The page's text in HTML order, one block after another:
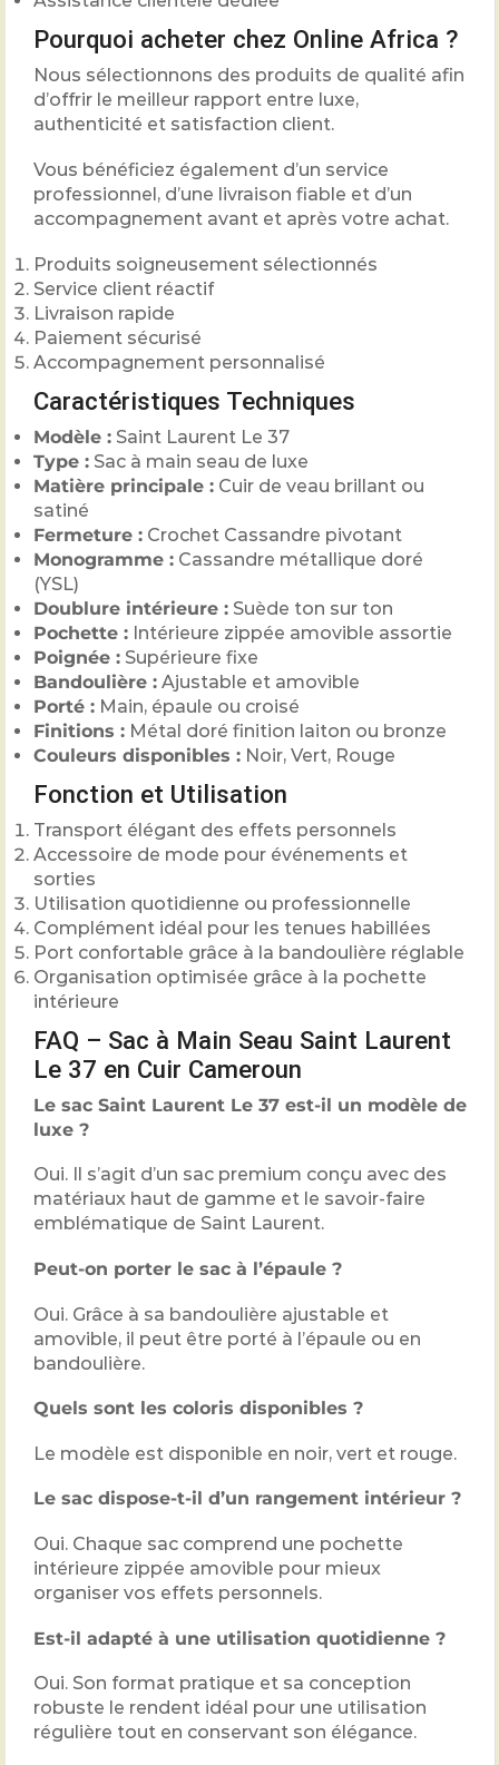
Pourquoi acheter chez Online Africa ?
Nous sélectionnons des produits de qualité afin
d’offrir le meilleur rapport entre luxe,
authenticité et satisfaction client.
Vous bénéficiez également d’un service
professionnel, d’une livraison fiable et d’un
accompagnement avant et après votre achat.
Produits soigneusement sélectionnés
Service client réactif
Livraison rapide
Paiement sécurisé
Accompagnement personnalisé
Caractéristiques Techniques
Modèle : Saint Laurent Le 37
Type : Sac à main seau de luxe
Matière principale : Cuir de veau brillant ou
satiné
Fermeture : Crochet Cassandre pivotant
Monogramme : Cassandre métallique doré
(YSL)
Doublure intérieure : Suède ton sur ton
Pochette : Intérieure zippée amovible assortie
Poignée : Supérieure fixe
Bandoulière : Ajustable et amovible
Porté : Main, épaule ou croisé
Finitions : Métal doré finition laiton ou bronze
Couleurs disponibles : Noir, Vert, Rouge
Fonction et Utilisation
Transport élégant des effets personnels
Accessoire de mode pour événements et
sorties
Utilisation quotidienne ou professionnelle
Complément idéal pour les tenues habillées
Port confortable grâce à la bandoulière réglable
Organisation optimisée grâce à la pochette
intérieure
FAQ – Sac à Main Seau Saint Laurent
Le 37 en Cuir Cameroun
Le sac Saint Laurent Le 37 est-il un modèle de
luxe ?
Oui. Il s’agit d’un sac premium conçu avec des
matériaux haut de gamme et le savoir-faire
emblématique de Saint Laurent.
Peut-on porter le sac à l’épaule ?
Oui. Grâce à sa bandoulière ajustable et
amovible, il peut être porté à l’épaule ou en
bandoulière.
Quels sont les coloris disponibles ?
Le modèle est disponible en noir, vert et rouge.
Le sac dispose-t-il d’un rangement intérieur ?
Oui. Chaque sac comprend une pochette
intérieure zippée amovible pour mieux
organiser vos effets personnels.
Est-il adapté à une utilisation quotidienne ?
Oui. Son format pratique et sa conception
robuste le rendent idéal pour une utilisation
régulière tout en conservant son élégance.